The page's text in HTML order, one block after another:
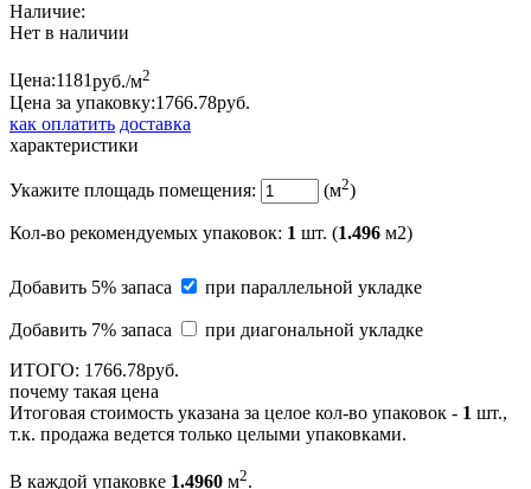
Наличие:
Нет в наличии
Цена:1181руб./м2
Цена за упаковку:1766.78руб.
как оплатить доставка
характеристики
Укажите площадь помещения: (м2)
Кол-во рекомендуемых упаковок: 1 шт. (1.496 м2)
Добавить 5% запаса при параллельной укладке
Добавить 7% запаса
при диагональной укладке
ИТОГО: 1766.78руб.
почему такая цена
Итоговая стоимость указана за целое кол-во упаковок - 1 шт.,
т.к. продажа ведется только целыми упаковками.
В каждой упаковке 1.4960 м2.